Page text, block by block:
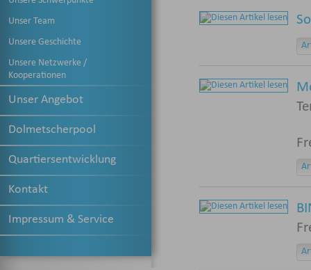
Unser Team
Unsere Geschichte
Unsere Netzwerke /
Kooperationen
Unser Angebot
Dolmetscherpool
Quartiersentwicklung
Kontakt
Impressum & Service